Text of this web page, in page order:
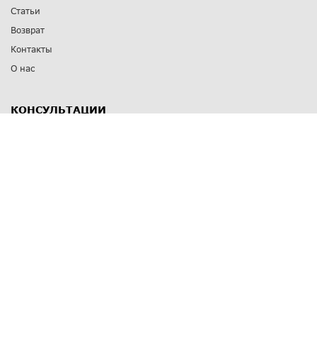
Статьи
Возврат
Контакты
О нас
КОНСУЛЬТАЦИИ